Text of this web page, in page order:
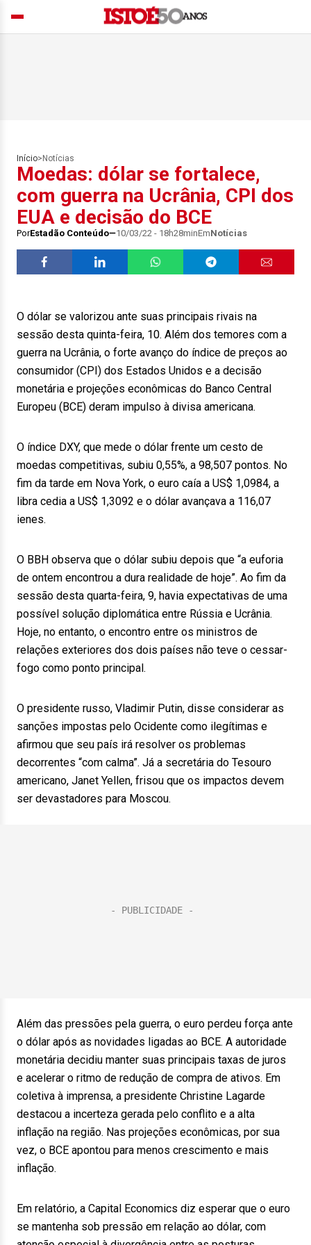
Início> Notícias
Moedas: dólar se fortalece,
com guerra na Ucrânia, CPI dos
EUA e decisão do BCE
PorEstadão Conteúdo 10/03/22 - 18h28minEmNotícias
O dólar se valorizou ante suas principais rivais na
sessão desta quinta-feira, 10. Além dos temores com a
guerra na Ucrânia, o forte avanço do índice de preços ao
consumidor (CPI) dos Estados Unidos e a decisão
monetária e projeções econômicas do Banco Central
Europeu (BCE) deram impulso à divisa americana.
O índice DXY, que mede o dólar frente um cesto de
moedas competitivas, subiu 0,55%, a 98,507 pontos. No
fim da tarde em Nova York, o euro caía a US$ 1,0984, a
libra cedia a US$ 1,3092 e o dólar avançava a 116,07
ienes.
O BBH observa que o dólar subiu depois que “a euforia
de ontem encontrou a dura realidade de hoje”. Ao fim da
sessão desta quarta-feira, 9, havia expectativas de uma
possível solução diplomática entre Rússia e Ucrânia.
Hoje, no entanto, o encontro entre os ministros de
relações exteriores dos dois países não teve o cessar-
fogo como ponto principal.
O presidente russo, Vladimir Putin, disse considerar as
sanções impostas pelo Ocidente como ilegítimas e
afirmou que seu país irá resolver os problemas
decorrentes “com calma”. Já a secretária do Tesouro
americano, Janet Yellen, frisou que os impactos devem
ser devastadores para Moscou.
Além das pressões pela guerra, o euro perdeu força ante
o dólar após as novidades ligadas ao BCE. A autoridade
monetária decidiu manter suas principais taxas de juros
e acelerar o ritmo de redução de compra de ativos. Em
coletiva à imprensa, a presidente Christine Lagarde
destacou a incerteza gerada pelo conflito e a alta
inflação na região. Nas projeções econômicas, por sua
vez, o BCE apontou para menos crescimento e mais
inflação.
Em relatório, a Capital Economics diz esperar que o euro
se mantenha sob pressão em relação ao dólar, com